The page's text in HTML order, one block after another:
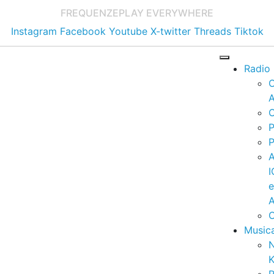
FREQUENZEPLAY EVERYWHERE
Instagram Facebook Youtube X-twitter Threads Tiktok
Radio
e